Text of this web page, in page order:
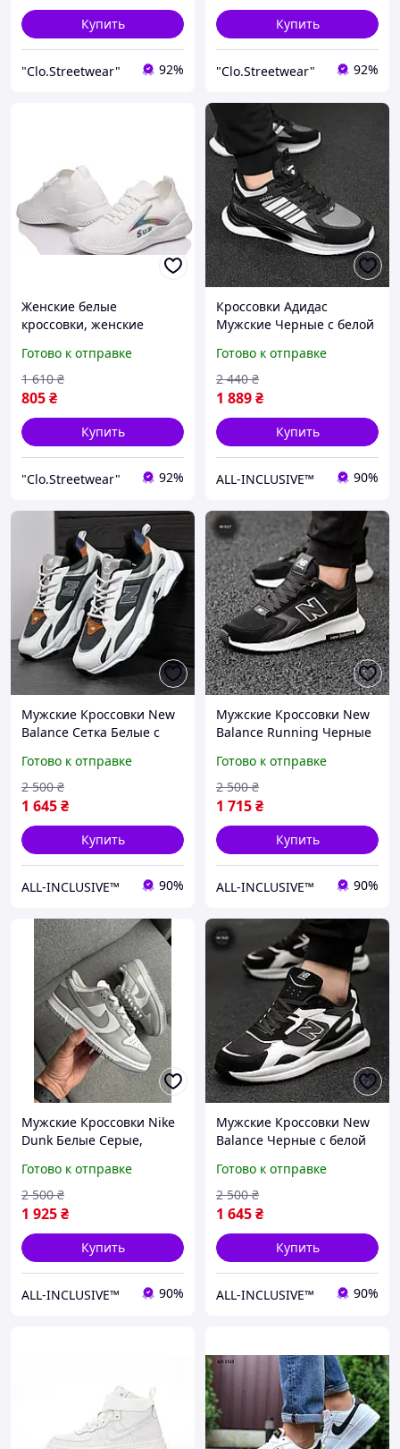
Купить
"Clo.Streetwear" 92%
Купить
"Clo.Streetwear" 92%
Женские белые
кроссовки, женские
сетку, белые кеды для
девушек
Готово к отправке
805₴
1 610 ₴
Купить
"Clo.Streetwear" 92%
Кроссовки Адидас
Мужские Черные с белой
Спортивные Кроссовки
Мужские Adidas
демисезонные
Готово к отправке
1 889₴
2 440 ₴
Купить
ALL-INCLUSIVE™ 90%
Мужские Кроссовки New
Balance Сетка Белые с
Кроссовки Нью Беланс
осенние демисезонные
Готово к отправке
1 645₴
2 500 ₴
Купить
ALL-INCLUSIVE™ 90%
Мужские Кроссовки New
Balance Running Черные
Спортивные Кроссовки
Нью Беланс весна лето
деми
Готово к отправке
1 715₴
2 500 ₴
Купить
ALL-INCLUSIVE™ 90%
Мужские Кроссовки Nike
Dunk Белые Серые,
мужские Найк Данк весна
осень демисезон
Готово к отправке
1 925₴
2 500 ₴
Купить
ALL-INCLUSIVE™ 90%
Мужские Кроссовки New
Balance Черные с белой
Спортивные Кроссовки
Нью Беланс весенние
Готово к отправке
1 645₴
2 500 ₴
Купить
ALL-INCLUSIVE™ 90%